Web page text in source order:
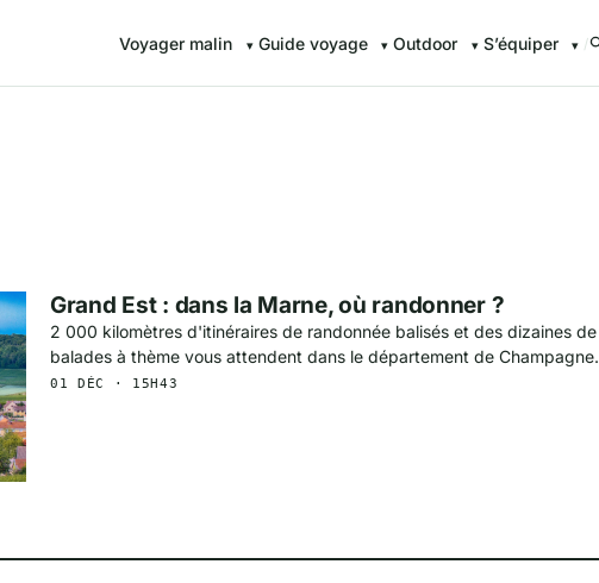
Voyager malin Guide voyage Outdoor S’équiper /
Grand Est : dans la Marne, où randonner ?
2 000 kilomètres d'itinéraires de randonnée balisés et des dizaines de
balades à thème vous attendent dans le département de Champagne.
01 DÉC · 15H43